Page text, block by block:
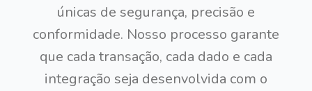
únicas de segurança, precisão e
conformidade. Nosso processo garante
que cada transação, cada dado e cada
integração seja desenvolvida com o